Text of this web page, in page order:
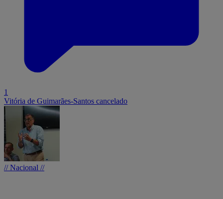
1
Vitória de Guimarães-Santos cancelado
// Nacional //